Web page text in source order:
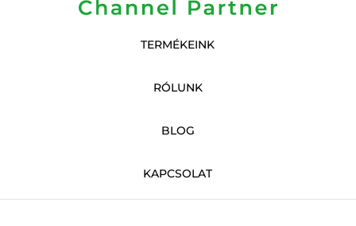
TERMÉKEINK
RÓLUNK
BLOG
KAPCSOLAT